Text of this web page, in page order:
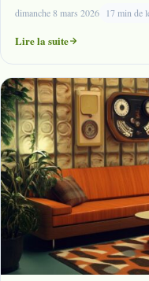
dimanche 8 mars 2026 17 min de
Lire la suite